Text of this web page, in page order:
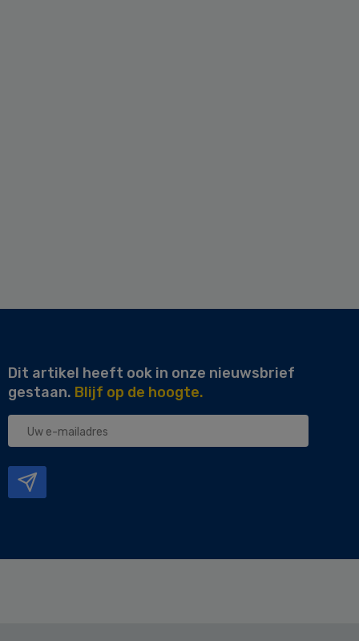
Dit artikel heeft ook in onze nieuwsbrief
gestaan. Blijf op de hoogte.
Uw